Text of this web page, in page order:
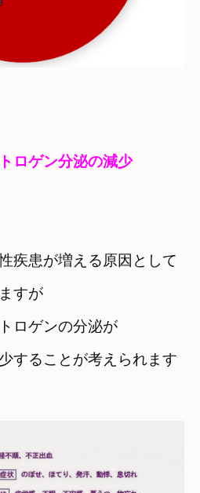
ロゲン分泌の減少
疾患が増える原因として
すが
ロゲンの分泌が
することが考えられます